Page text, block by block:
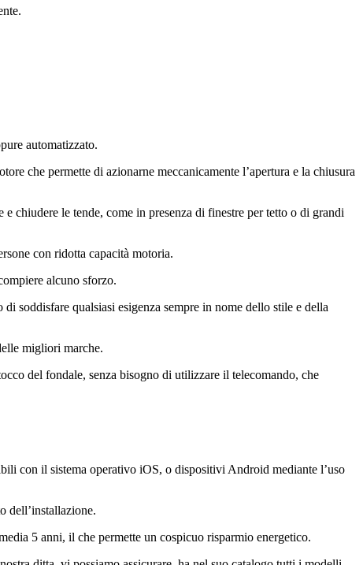
automatizzato.
che permette di azionarne meccanicamente l’apertura e la chiusura
chiudere le tende, come in presenza di finestre per tetto o di grandi
con ridotta capacità motoria.
alcuno sforzo.
soddisfare qualsiasi esigenza sempre in nome dello stile e della
migliori marche.
del fondale, senza bisogno di utilizzare il telecomando, che
con il sistema operativo iOS, o dispositivi Android mediante l’uso
dell’installazione.
5 anni, il che permette un cospicuo risparmio energetico.